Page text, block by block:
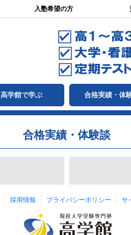
入塾希望の方
高学館で学ぶ 合格実績・体
合格実績・体験談
採用情報 プライバシーポリシー サ